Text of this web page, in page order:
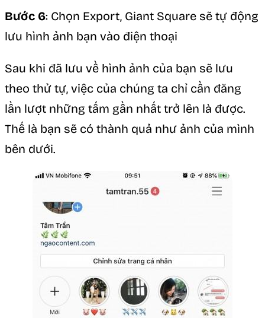
Bước 6: Chọn Export, Giant Square sẽ tự động
lưu hình ảnh bạn vào điện thoại
Sau khi đã lưu về hình ảnh của bạn sẽ lưu
theo thử tự, việc của chúng ta chỉ cần đăng
lần lượt những tấm gần nhất trở lên là được.
Thế là bạn sẽ có thành quả như ảnh của mình
bên dưới.